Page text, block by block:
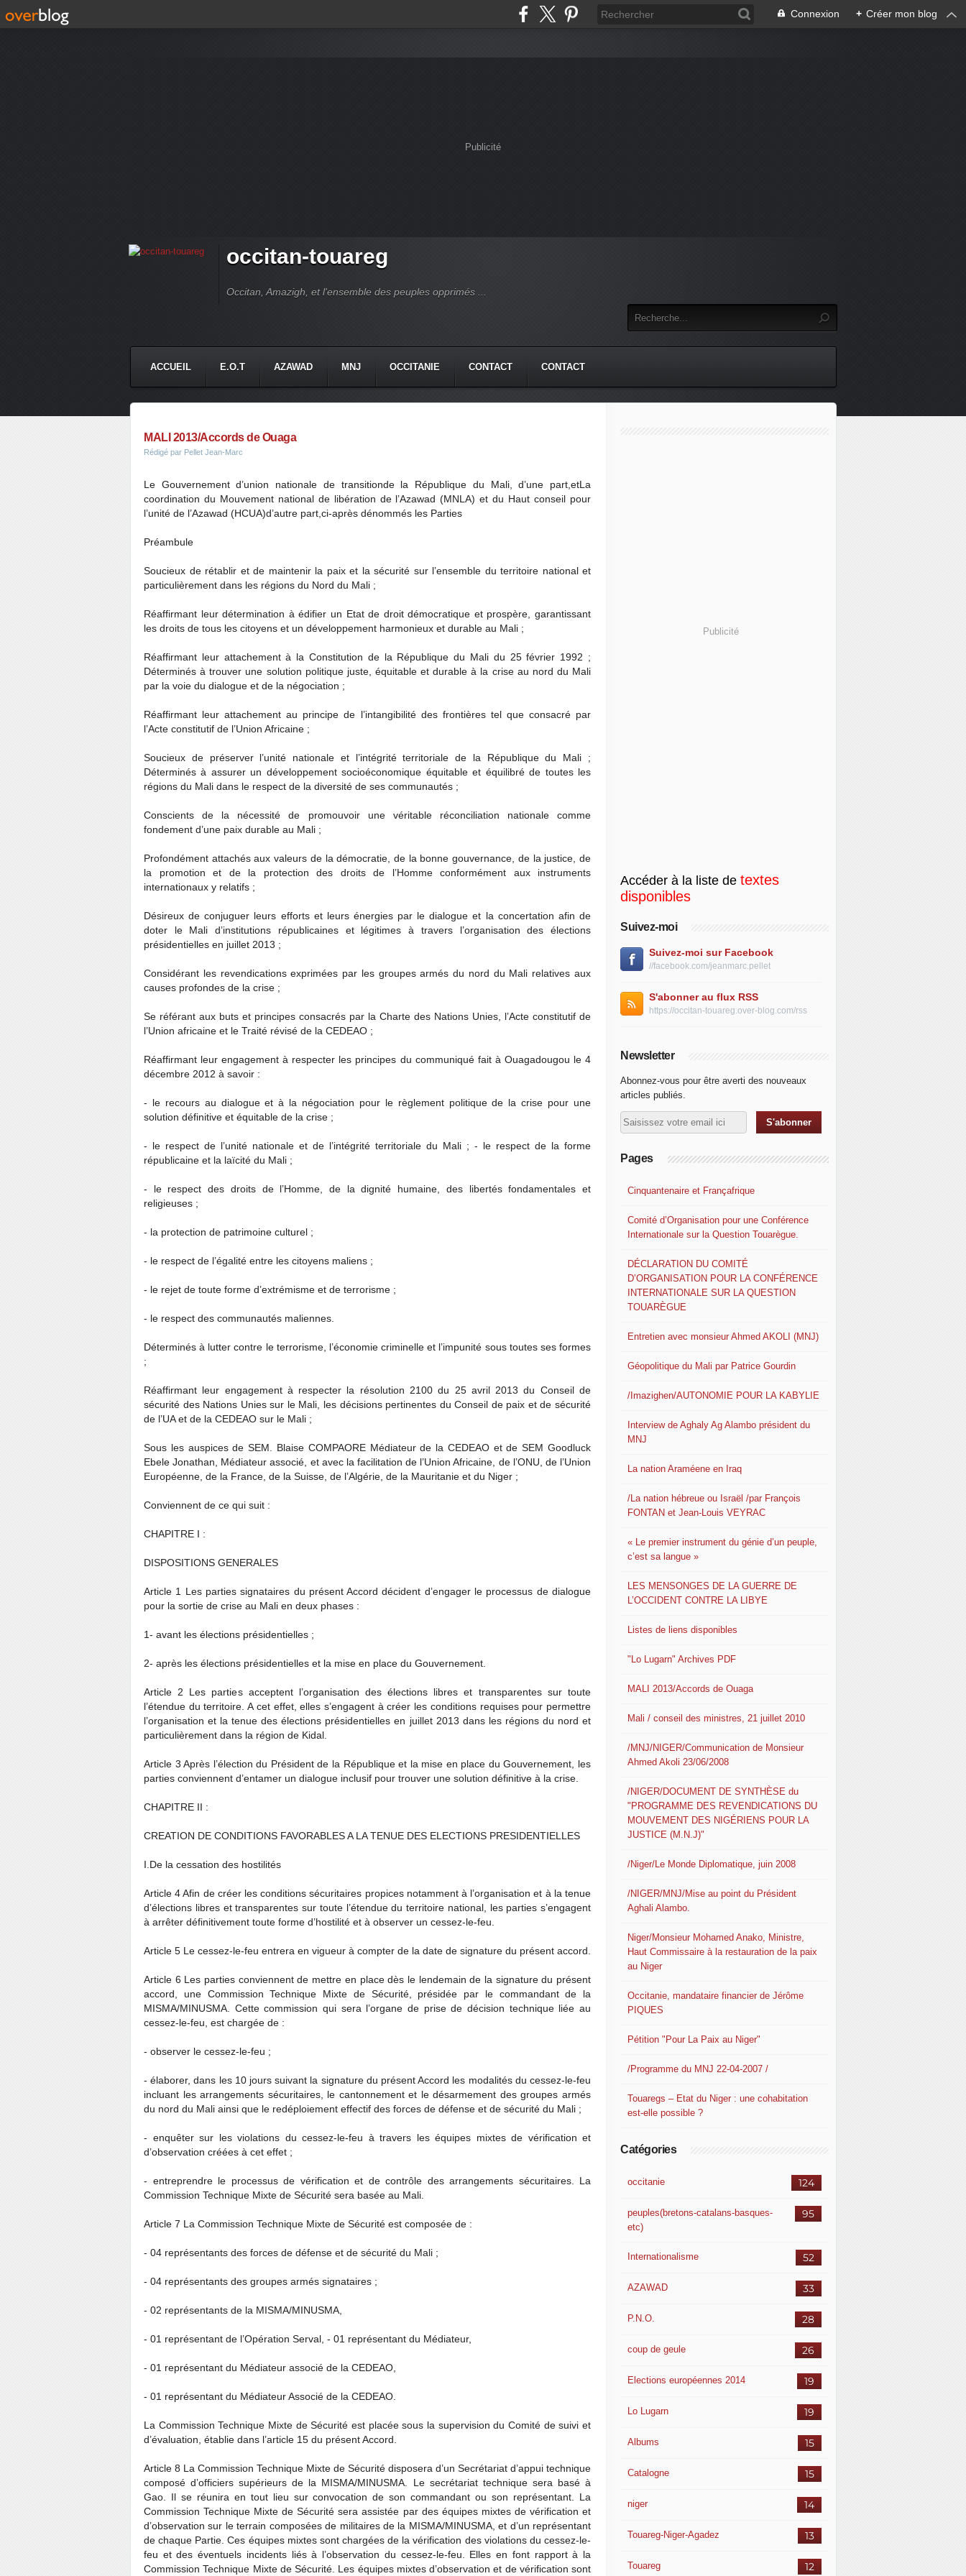
Connexion + Créer mon blog
Publicité
occitan-touareg
Occitan, Amazigh, et l'ensemble des peuples opprimés ...
ACCUEIL E.O.T AZAWAD MNJ OCCITANIE CONTACT CONTACT
MALI 2013/Accords de Ouaga
Rédigé par Pellet Jean-Marc
Le Gouvernement d’union nationale de transitionde la République du Mali, d’une part,etLa
coordination du Mouvement national de libération de l’Azawad (MNLA) et du Haut conseil pour
l’unité de l’Azawad (HCUA)d’autre part,ci-après dénommés les Parties
Préambule
Soucieux de rétablir et de maintenir la paix et la sécurité sur l’ensemble du territoire national et
particulièrement dans les régions du Nord du Mali ;
Réaffirmant leur détermination à édifier un Etat de droit démocratique et prospère, garantissant
les droits de tous les citoyens et un développement harmonieux et durable au Mali ;
Réaffirmant leur attachement à la Constitution de la République du Mali du 25 février 1992 ;
Déterminés à trouver une solution politique juste, équitable et durable à la crise au nord du Mali
par la voie du dialogue et de la négociation ;
Réaffirmant leur attachement au principe de l’intangibilité des frontières tel que consacré par
l’Acte constitutif de l’Union Africaine ;
Soucieux de préserver l’unité nationale et l’intégrité territoriale de la République du Mali ;
Déterminés à assurer un développement socioéconomique équitable et équilibré de toutes les
régions du Mali dans le respect de la diversité de ses communautés ;
Conscients de la nécessité de promouvoir une véritable réconciliation nationale comme
fondement d’une paix durable au Mali ;
Profondément attachés aux valeurs de la démocratie, de la bonne gouvernance, de la justice, de
la promotion et de la protection des droits de l’Homme conformément aux instruments
internationaux y relatifs ;
Désireux de conjuguer leurs efforts et leurs énergies par le dialogue et la concertation afin de
doter le Mali d’institutions républicaines et légitimes à travers l’organisation des élections
présidentielles en juillet 2013 ;
Considérant les revendications exprimées par les groupes armés du nord du Mali relatives aux
causes profondes de la crise ;
Se référant aux buts et principes consacrés par la Charte des Nations Unies, l’Acte constitutif de
l’Union africaine et le Traité révisé de la CEDEAO ;
Réaffirmant leur engagement à respecter les principes du communiqué fait à Ouagadougou le 4
décembre 2012 à savoir :
- le recours au dialogue et à la négociation pour le règlement politique de la crise pour une
solution définitive et équitable de la crise ;
- le respect de l’unité nationale et de l’intégrité territoriale du Mali ; - le respect de la forme
républicaine et la laïcité du Mali ;
- le respect des droits de l’Homme, de la dignité humaine, des libertés fondamentales et
religieuses ;
- la protection de patrimoine culturel ;
- le respect de l’égalité entre les citoyens maliens ;
- le rejet de toute forme d’extrémisme et de terrorisme ;
- le respect des communautés maliennes.
Déterminés à lutter contre le terrorisme, l’économie criminelle et l’impunité sous toutes ses formes
;
Réaffirmant leur engagement à respecter la résolution 2100 du 25 avril 2013 du Conseil de
sécurité des Nations Unies sur le Mali, les décisions pertinentes du Conseil de paix et de sécurité
de l’UA et de la CEDEAO sur le Mali ;
Sous les auspices de SEM. Blaise COMPAORE Médiateur de la CEDEAO et de SEM Goodluck
Ebele Jonathan, Médiateur associé, et avec la facilitation de l’Union Africaine, de l’ONU, de l’Union
Européenne, de la France, de la Suisse, de l’Algérie, de la Mauritanie et du Niger ;
Conviennent de ce qui suit :
CHAPITRE I :
DISPOSITIONS GENERALES
Article 1 Les parties signataires du présent Accord décident d’engager le processus de dialogue
pour la sortie de crise au Mali en deux phases :
1- avant les élections présidentielles ;
2- après les élections présidentielles et la mise en place du Gouvernement.
Article 2 Les parties acceptent l’organisation des élections libres et transparentes sur toute
l’étendue du territoire. A cet effet, elles s’engagent à créer les conditions requises pour permettre
l’organisation et la tenue des élections présidentielles en juillet 2013 dans les régions du nord et
particulièrement dans la région de Kidal.
Article 3 Après l’élection du Président de la République et la mise en place du Gouvernement, les
parties conviennent d’entamer un dialogue inclusif pour trouver une solution définitive à la crise.
CHAPITRE II :
CREATION DE CONDITIONS FAVORABLES A LA TENUE DES ELECTIONS PRESIDENTIELLES
I.De la cessation des hostilités
Article 4 Afin de créer les conditions sécuritaires propices notamment à l’organisation et à la tenue
d’élections libres et transparentes sur toute l’étendue du territoire national, les parties s’engagent
à arrêter définitivement toute forme d’hostilité et à observer un cessez-le-feu.
Article 5 Le cessez-le-feu entrera en vigueur à compter de la date de signature du présent accord.
Article 6 Les parties conviennent de mettre en place dès le lendemain de la signature du présent
accord, une Commission Technique Mixte de Sécurité, présidée par le commandant de la
MISMA/MINUSMA. Cette commission qui sera l’organe de prise de décision technique liée au
cessez-le-feu, est chargée de :
- observer le cessez-le-feu ;
- élaborer, dans les 10 jours suivant la signature du présent Accord les modalités du cessez-le-feu
incluant les arrangements sécuritaires, le cantonnement et le désarmement des groupes armés
du nord du Mali ainsi que le redéploiement effectif des forces de défense et de sécurité du Mali ;
- enquêter sur les violations du cessez-le-feu à travers les équipes mixtes de vérification et
d’observation créées à cet effet ;
- entreprendre le processus de vérification et de contrôle des arrangements sécuritaires. La
Commission Technique Mixte de Sécurité sera basée au Mali.
Article 7 La Commission Technique Mixte de Sécurité est composée de :
- 04 représentants des forces de défense et de sécurité du Mali ;
- 04 représentants des groupes armés signataires ;
- 02 représentants de la MISMA/MINUSMA,
- 01 représentant de l’Opération Serval, - 01 représentant du Médiateur,
- 01 représentant du Médiateur associé de la CEDEAO,
- 01 représentant du Médiateur Associé de la CEDEAO.
La Commission Technique Mixte de Sécurité est placée sous la supervision du Comité de suivi et
d’évaluation, établie dans l’article 15 du présent Accord.
Article 8 La Commission Technique Mixte de Sécurité disposera d’un Secrétariat d’appui technique
composé d’officiers supérieurs de la MISMA/MINUSMA. Le secrétariat technique sera basé à
Gao. Il se réunira en tout lieu sur convocation de son commandant ou son représentant. La
Commission Technique Mixte de Sécurité sera assistée par des équipes mixtes de vérification et
d’observation sur le terrain composées de militaires de la MISMA/MINUSMA, et d’un représentant
de chaque Partie. Ces équipes mixtes sont chargées de la vérification des violations du cessez-le-
feu et des éventuels incidents liés à l’observation du cessez-le-feu. Elles en font rapport à la
Commission Technique Mixte de Sécurité. Les équipes mixtes d’observation et de vérification sont
Publicité
Accéder à la liste de textes
disponibles
Suivez-moi
Suivez-moi sur Facebook
//facebook.com/jeanmarc.pellet
S'abonner au flux RSS
https://occitan-touareg.over-blog.com/rss
Newsletter
Abonnez-vous pour être averti des nouveaux
articles publiés.
Pages
Cinquantenaire et Françafrique
Comité d’Organisation pour une Conférence
Internationale sur la Question Touarègue.
DÉCLARATION DU COMITÉ
D’ORGANISATION POUR LA CONFÉRENCE
INTERNATIONALE SUR LA QUESTION
TOUARÈGUE
Entretien avec monsieur Ahmed AKOLI (MNJ)
Géopolitique du Mali par Patrice Gourdin
/Imazighen/AUTONOMIE POUR LA KABYLIE
Interview de Aghaly Ag Alambo président du
MNJ
La nation Araméene en Iraq
/La nation hébreue ou Israël /par François
FONTAN et Jean-Louis VEYRAC
« Le premier instrument du génie d’un peuple,
c’est sa langue »
LES MENSONGES DE LA GUERRE DE
L’OCCIDENT CONTRE LA LIBYE
Listes de liens disponibles
"Lo Lugarn" Archives PDF
MALI 2013/Accords de Ouaga
Mali / conseil des ministres, 21 juillet 2010
/MNJ/NIGER/Communication de Monsieur
Ahmed Akoli 23/06/2008
/NIGER/DOCUMENT DE SYNTHÈSE du
"PROGRAMME DES REVENDICATIONS DU
MOUVEMENT DES NIGÉRIENS POUR LA
JUSTICE (M.N.J)"
/Niger/Le Monde Diplomatique, juin 2008
/NIGER/MNJ/Mise au point du Président
Aghali Alambo.
Niger/Monsieur Mohamed Anako, Ministre,
Haut Commissaire à la restauration de la paix
au Niger
Occitanie, mandataire financier de Jérôme
PIQUES
Pétition "Pour La Paix au Niger"
/Programme du MNJ 22-04-2007 /
Touaregs – Etat du Niger : une cohabitation
est-elle possible ?
Catégories
124
occitanie
95
peuples(bretons-catalans-basques-
etc)
52
Internationalisme
33
AZAWAD
28
P.N.O.
26
coup de geule
19
Elections européennes 2014
19
Lo Lugarn
15
Albums
15
Catalogne
14
niger
13
Touareg-Niger-Agadez
12
Touareg